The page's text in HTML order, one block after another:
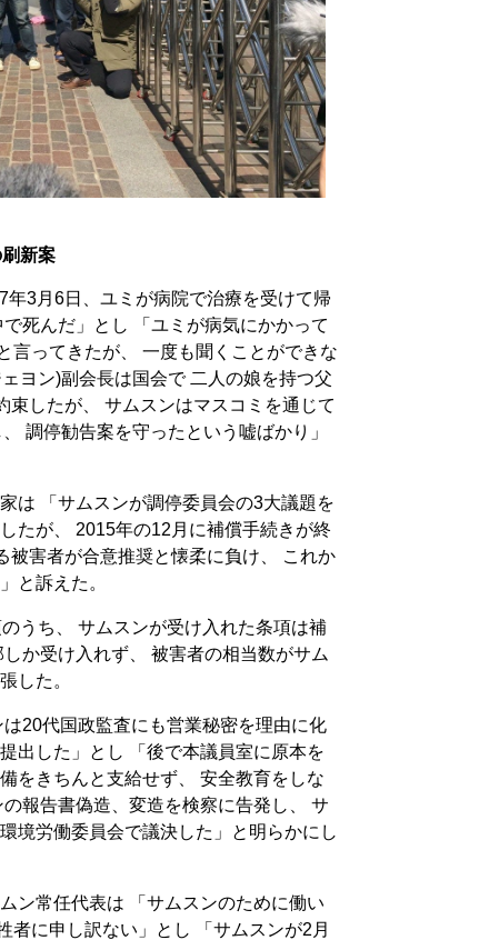
新案
3月6日、ユミが病院で治療を受けて帰
死んだ」とし 「ユミが病気にかかって
言ってきたが、 一度も聞くことができな
ヨン)副会長は国会で 二人の娘を持つ父
束したが、 サムスンはマスコミを通じて
調停勧告案を守ったという嘘ばかり」
は 「サムスンが調停委員会の3大議題を
たが、 2015年の12月に補償手続きが終
被害者が合意推奨と懐柔に負け、 これか
と訴えた。
うち、 サムスンが受け入れた条項は補
か受け入れず、 被害者の相当数がサム
した。
20代国政監査にも営業秘密を理由に化
出した」とし 「後で本議員室に原本を
をきちんと支給せず、 安全教育をしな
報告書偽造、変造を検察に告発し、 サ
境労働委員会で議決した」と明らかにし
ン常任代表は 「サムスンのために働い
者に申し訳ない」とし 「サムスンが2月